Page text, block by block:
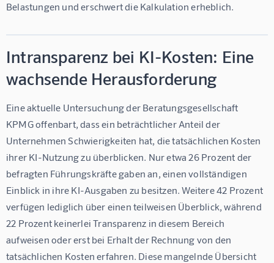
Belastungen und erschwert die Kalkulation erheblich.
Intransparenz bei KI-Kosten: Eine
wachsende Herausforderung
Eine aktuelle Untersuchung der Beratungsgesellschaft
KPMG offenbart, dass ein beträchtlicher Anteil der
Unternehmen Schwierigkeiten hat, die tatsächlichen Kosten
ihrer KI-Nutzung zu überblicken. Nur etwa 26 Prozent der
befragten Führungskräfte gaben an, einen vollständigen
Einblick in ihre KI-Ausgaben zu besitzen. Weitere 42 Prozent
verfügen lediglich über einen teilweisen Überblick, während
22 Prozent keinerlei Transparenz in diesem Bereich
aufweisen oder erst bei Erhalt der Rechnung von den
tatsächlichen Kosten erfahren. Diese mangelnde Übersicht